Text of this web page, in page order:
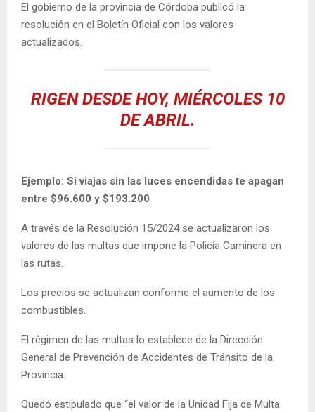
El gobierno de la provincia de Córdoba publicó la
resolución en el Boletín Oficial con los valores
actualizados.
RIGEN DESDE HOY, MIÉRCOLES 10
DE ABRIL.
Ejemplo: Si viajas sin las luces encendidas te apagan
entre $96.600 y $193.200
A través de la Resolución 15/2024 se actualizaron los
valores de las multas que impone la Policía Caminera en
las rutas.
Los precios se actualizan conforme el aumento de los
combustibles.
El régimen de las multas lo establece de la Dirección
General de Prevención de Accidentes de Tránsito de la
Provincia.
Quedó estipulado que “el valor de la Unidad Fija de Multa